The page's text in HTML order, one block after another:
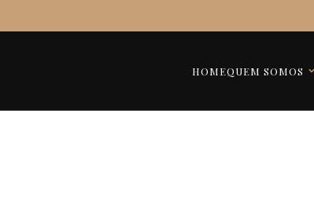
HOMEQUEM SOMOS